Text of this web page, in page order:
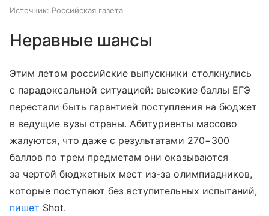
Источник: Российская газета
Неравные шансы
Этим летом российские выпускники столкнулись
с парадоксальной ситуацией: высокие баллы ЕГЭ
перестали быть гарантией поступления на бюджет
в ведущие вузы страны. Абитуриенты массово
жалуются, что даже с результатами 270−300
баллов по трем предметам они оказываются
за чертой бюджетных мест из-за олимпиадников,
которые поступают без вступительных испытаний,
пишет Shot.